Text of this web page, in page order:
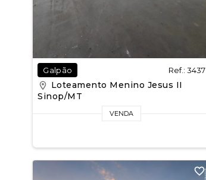
Galpão Ref.: 3437
Loteamento Menino Jesus II
Sinop/MT
VENDA